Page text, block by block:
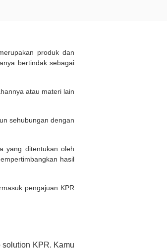
produk dan
bertindak sebagai
atau materi lain
sehubungan dengan
yang ditentukan oleh
hasil
pengajuan KPR
KPR. Kamu